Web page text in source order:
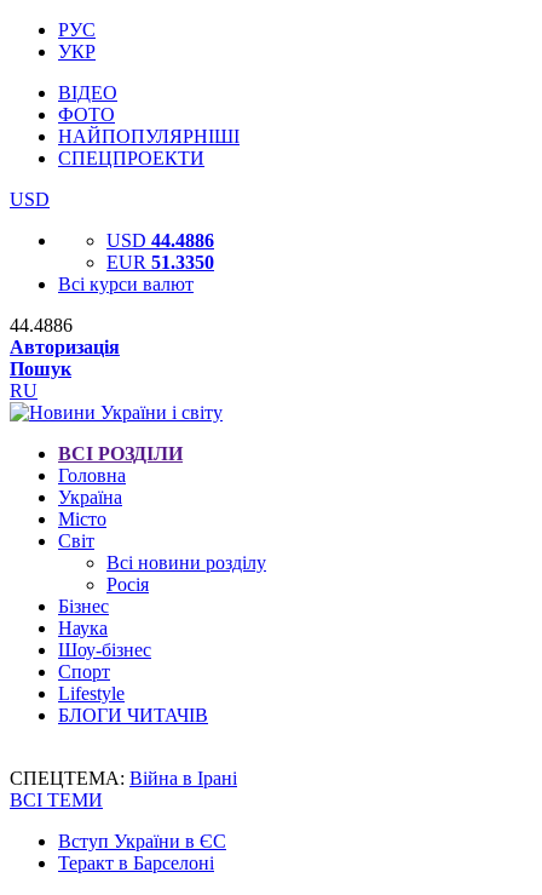
РУС
УКР
ВІДЕО
ФОТО
НАЙПОПУЛЯРНІШІ
СПЕЦПРОЕКТИ
USD
USD 44.4886
EUR 51.3350
Всі курси валют
44.4886
Авторизація
Пошук
RU
ВСІ РОЗДІЛИ
Головна
Україна
Місто
Світ
Всі новини розділу
Росія
Бізнес
Наука
Шоу-бізнес
Спорт
Lifestyle
БЛОГИ ЧИТАЧІВ
СПЕЦТЕМА: Війна в Ірані
ВСІ ТЕМИ
Вступ України в ЄС
Теракт в Барселоні